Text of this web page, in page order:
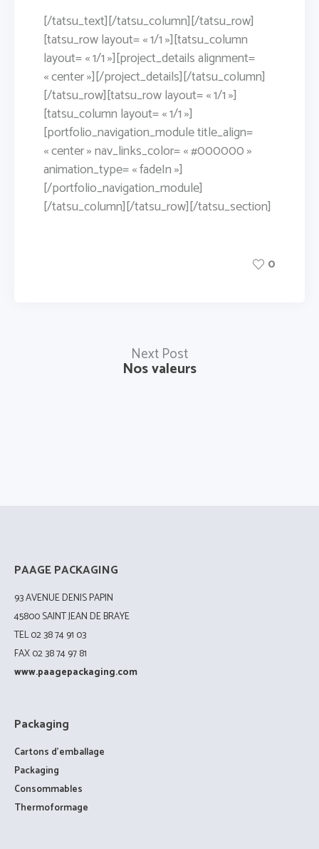
[/tatsu_text][/tatsu_column][/tatsu_row]
[tatsu_row layout= « 1/1 »][tatsu_column
layout= « 1/1 »][project_details alignment=
« center »][/project_details][/tatsu_column]
[/tatsu_row][tatsu_row layout= « 1/1 »]
[tatsu_column layout= « 1/1 »]
[portfolio_navigation_module title_align=
« center » nav_links_color= « #000000 »
animation_type= « fadeIn »]
[/portfolio_navigation_module]
[/tatsu_column][/tatsu_row][/tatsu_section]
0
Nos valeurs
Next Post
PAAGE PACKAGING
93 AVENUE DENIS PAPIN
45800 SAINT JEAN DE BRAYE
TEL 02 38 74 91 03
FAX 02 38 74 97 81
www.paagepackaging.com
Packaging
Cartons d’emballage
Packaging
Consommables
Thermoformage